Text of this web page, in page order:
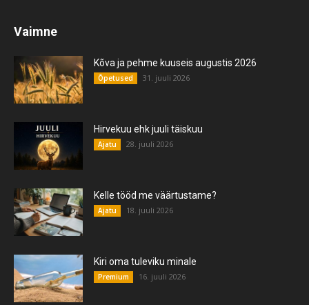
Vaimne
Kõva ja pehme kuuseis augustis 2026
Õpetused 31. juuli 2026
Hirvekuu ehk juuli täiskuu
Ajatu 28. juuli 2026
Kelle tööd me väärtustame?
Ajatu 18. juuli 2026
Kiri oma tuleviku minale
Premium 16. juuli 2026